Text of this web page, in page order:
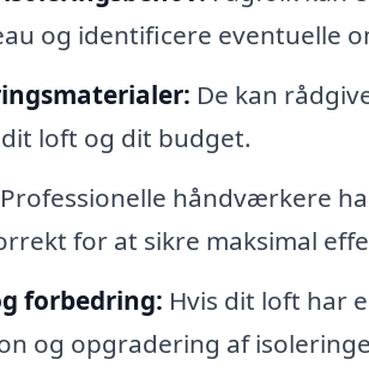
og identificere eventuelle
De kan
loft og dit budget.
Professionelle håndværkere
for at sikre maksimal
forbedring: Hvis dit loft har
og opgradering af